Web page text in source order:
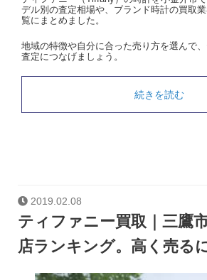
デル別の査定相場や、ブランド時計の買取
覧にまとめました。
地域の特徴や自分に合った売り方を選んで
査定につなげましょう。
続きを読む
2019.02.08
ティファニー買取｜三鷹
店ランキング。高く売る